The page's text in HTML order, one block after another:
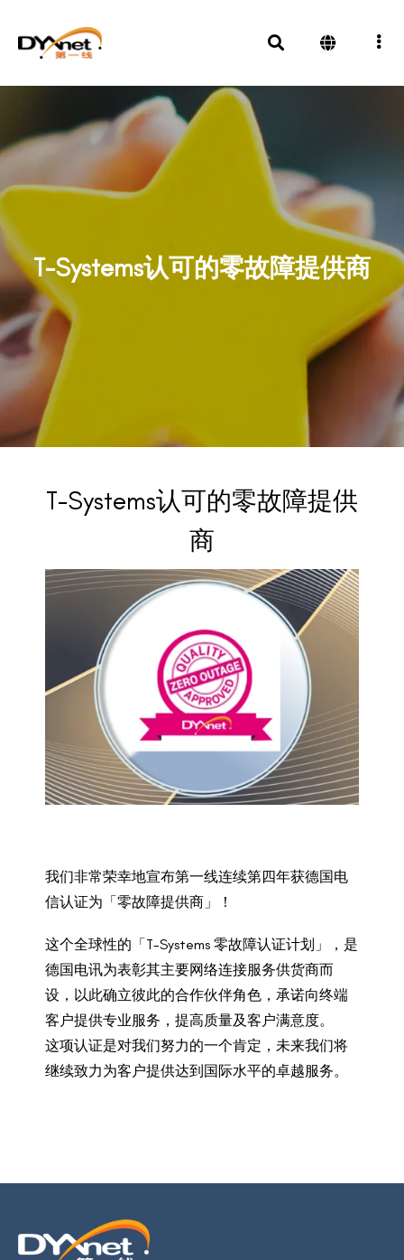
T-Systems认可的零故障提供商
奖项及殊荣
2023
T-Systems认可的零故障提供
商
我们非常荣幸地宣布第一线连续第四年获德国电
信认证为「零故障提供商」！
这个全球性的「T-Systems 零故障认证计划」，是
德国电讯为表彰其主要网络连接服务供货商而
设，以此确立彼此的合作伙伴角色，承诺向终端
客户提供专业服务，提高质量及客户满意度。
这项认证是对我们努力的一个肯定，未来我们将
继续致力为客户提供达到国际水平的卓越服务。